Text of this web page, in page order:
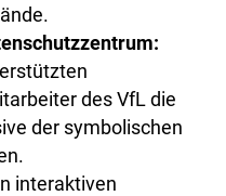
des VfL die
der symbolischen
interaktiven